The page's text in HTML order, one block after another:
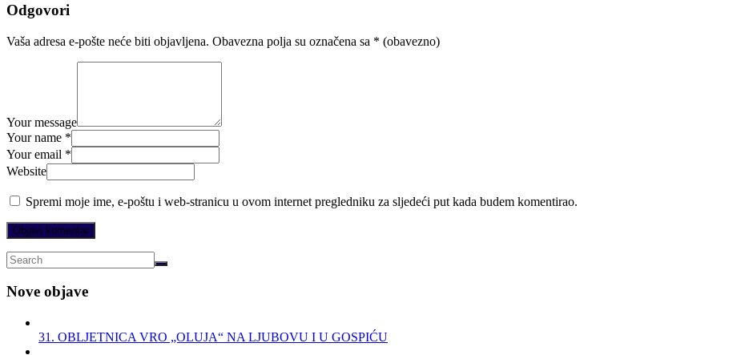
Odgovori
Vaša adresa e-pošte neće biti objavljena. Obavezna polja su označena sa * (obavezno)
Your message
Your name *
Your email *
Website
Spremi moje ime, e-poštu i web-stranicu u ovom internet pregledniku za sljedeći put kada budem komentirao.
Nove objave
31. OBLJETNICA VRO „OLUJA“ NA LJUBOVU I U GOSPIĆU